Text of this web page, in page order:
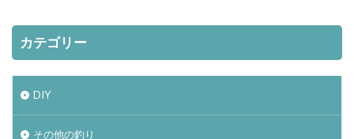
カテゴリー
DIY
その他の釣り